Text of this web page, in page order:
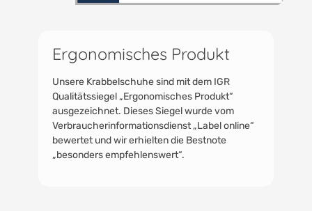
Ergonomisches Produkt
Unsere Krabbelschuhe sind mit dem IGR
Qualitätssiegel „Ergonomisches Produkt“
ausgezeichnet. Dieses Siegel wurde vom
Verbraucherinformationsdienst „Label online“
bewertet und wir erhielten die Bestnote
„besonders empfehlenswert“.